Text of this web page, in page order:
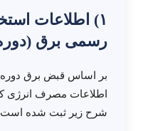
۱) اطلاعات
رسمی برق (دوره ۶۳
بر اساس قبض برق دوره
اطلاعات مصرف انرژی
شرح زیر ثبت شده